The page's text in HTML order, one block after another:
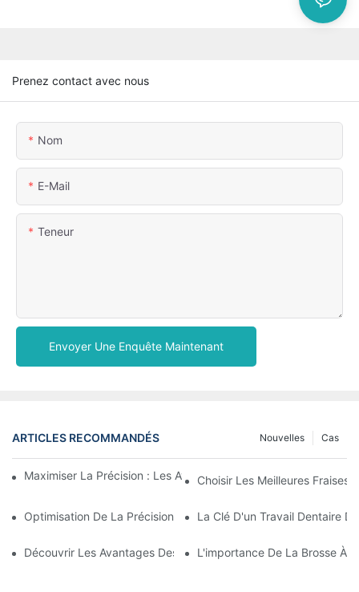
Prenez contact avec nous
Nom
E-Mail
Teneur
Envoyer Une Enquête Maintenant
ARTICLES RECOMMANDÉS Cas
Nouvelles
Maximiser La Précision : Les Avantages Des Fraises En Zircone
Choisir Les Meilleures Fraises
Optimisation De La Précision Et De L'efficacité Avec Les Fraises
La Clé D'un Travail Dentaire
Découvrir Les Avantages Des Fraises Dentaires En Dentisterie
L'importance De La Brosse À